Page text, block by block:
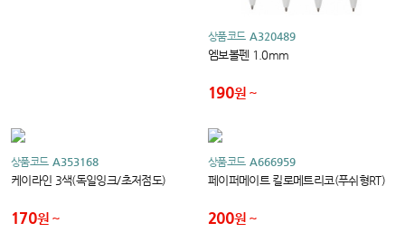
상품코드 A320489
엠보볼펜 1.0mm
190원
상품코드 A353168
케이라인 3색(독일잉크/초저점도)
170원
상품코드 A666959
페이퍼메이트 킬로메트리코(푸쉬형RT)
200원